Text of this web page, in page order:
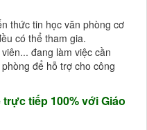
thức tin học văn phòng cơ
có thể tham gia.
đang làm việc cần
để hỗ trợ cho công
tiếp 100% với Giáo